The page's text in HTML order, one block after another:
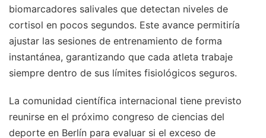
biomarcadores salivales que detectan niveles de
cortisol en pocos segundos. Este avance permitiría
ajustar las sesiones de entrenamiento de forma
instantánea, garantizando que cada atleta trabaje
siempre dentro de sus límites fisiológicos seguros.
La comunidad científica internacional tiene previsto
reunirse en el próximo congreso de ciencias del
deporte en Berlín para evaluar si el exceso de